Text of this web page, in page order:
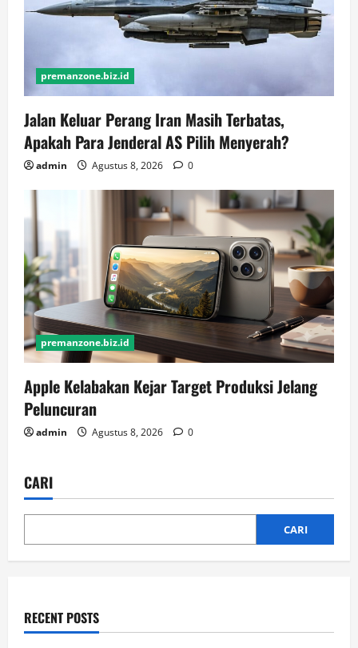
premanzone.biz.id
Jalan Keluar Perang Iran Masih Terbatas,
Apakah Para Jenderal AS Pilih Menyerah?
admin Agustus 8, 2026 0
premanzone.biz.id
Apple Kelabakan Kejar Target Produksi Jelang
Peluncuran
admin Agustus 8, 2026 0
CARI
CARI
RECENT POSTS